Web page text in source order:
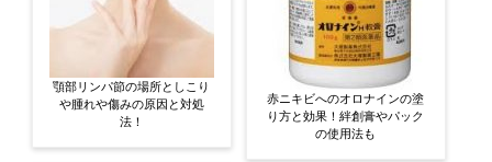
顎部リンパ節の場所としこり
や腫れや傷みの原因と対処
法！
赤ニキビへのオロナインの塗
り方と効果！絆創膏やパック
の使用法も